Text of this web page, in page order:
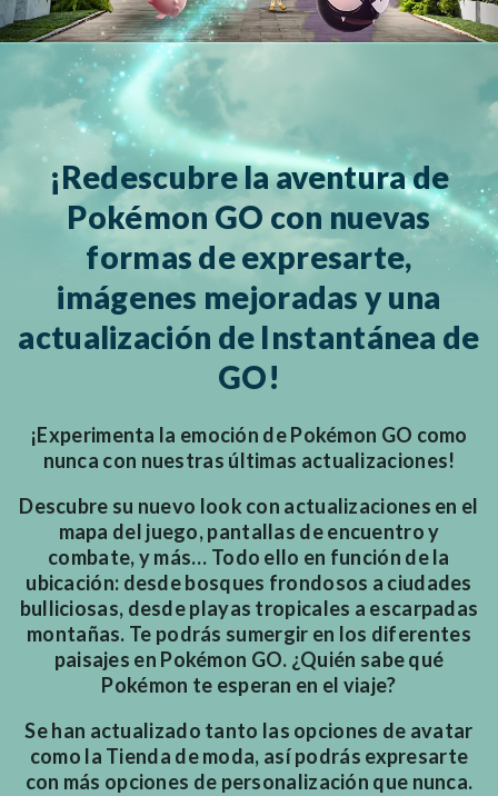
¡Redescubre la aventura de
Pokémon GO con nuevas
formas de expresarte,
imágenes mejoradas y una
actualización de Instantánea de
GO!
¡Experimenta la emoción de Pokémon GO como
nunca con nuestras últimas actualizaciones!
Descubre su nuevo look con actualizaciones en el
mapa del juego, pantallas de encuentro y
combate, y más… Todo ello en función de la
ubicación: desde bosques frondosos a ciudades
bulliciosas, desde playas tropicales a escarpadas
montañas. Te podrás sumergir en los diferentes
paisajes en Pokémon GO. ¿Quién sabe qué
Pokémon te esperan en el viaje?
Se han actualizado tanto las opciones de avatar
como la Tienda de moda, así podrás expresarte
con más opciones de personalización que nunca.